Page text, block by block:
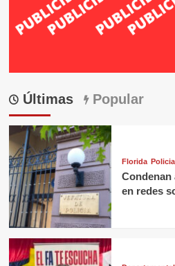
Últimas Popular
Florida
Condenan
en redes